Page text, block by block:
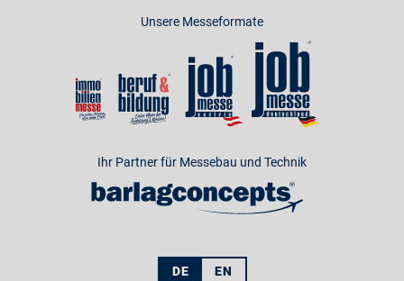
Unsere Messeformate
Ihr Partner für Messebau und Technik
DE EN